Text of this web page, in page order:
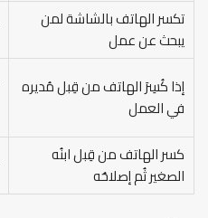
تكسر الهاتف بالشاشة لمن
يبحث عن عمل
إذا كُسِرَ الهاتف من قِبل مُديره
في العمل
كسر الهاتف من قِبل ابنُه
الصغير ثُم إصلاحُه